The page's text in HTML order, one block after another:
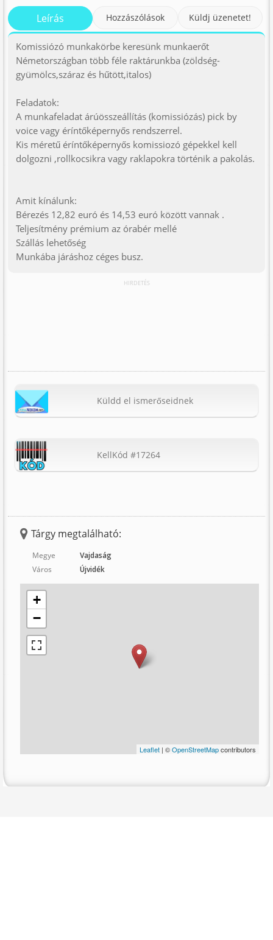
Leírás Hozzászólások Küldj üzenetet!
Komissiózó munkakörbe keresünk munkaerőt
Németországban több féle raktárunkba (zöldség-
gyümölcs,száraz és hűtött,italos)
Feladatok:
A munkafeladat árúösszeállítás (komissiózás) pick by
voice vagy éríntőképernyős rendszerrel.
Kis méretű éríntőképernyős komissiozó gépekkel kell
dolgozni ,rollkocsikra vagy raklapokra történik a pakolás.
Amit kínálunk:
Bérezés 12,82 euró és 14,53 euró között vannak .
Teljesítmény prémium az órabér mellé
Szállás lehetőség
Munkába járáshoz céges busz.
HIRDETÉS
Küldd el ismerőseidnek
KellKód #17264
Tárgy megtalálható:
Megye
Vajdaság
Város
Újvidék
+
−
Leaflet | ©OpenStreetMapcontributors